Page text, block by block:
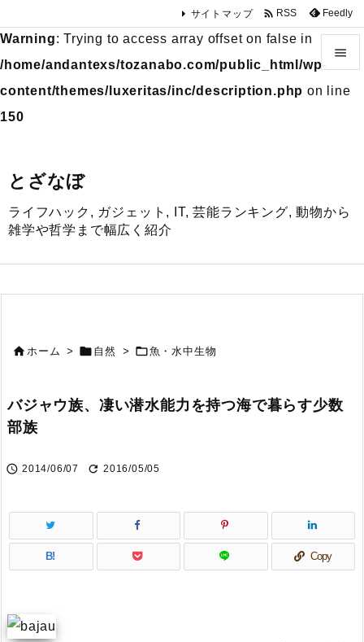
Warning: Trying to access array offset on false in
/home/andantexs/tozanabo.com/public_html/wp-
content/themes/luxeritas/inc/description.php on line
150
とざなぼ
ライフハック, ガジェット, IT, 芸能ランキング, 動物から
雑学や哲学まで幅広く紹介


前へ
サイトマップ  RSS Feedly
ホーム >  自然 > 魚・水中生物
バジャウ族、凄い潜水能力を持つ海で暮らす少数
部族
 2014/06/07  2016/05/05
B! Copy